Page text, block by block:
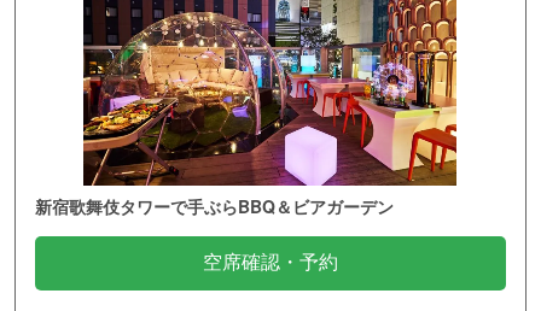
新宿歌舞伎タワーで手ぶらBBQ＆ビアガーデン
空席確認・予約